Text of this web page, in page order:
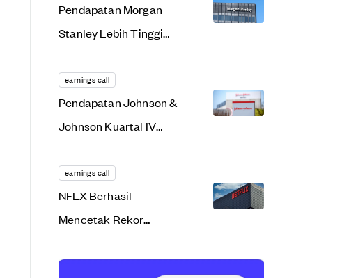
Pendapatan Morgan
Stanley Lebih Tinggi
Perkiraan Analis
earnings call
Pendapatan Johnson &
Johnson Kuartal IV
Ekspektasi Analis
earnings call
NFLX Berhasil
Mencetak Rekor
Membership Tertinggi